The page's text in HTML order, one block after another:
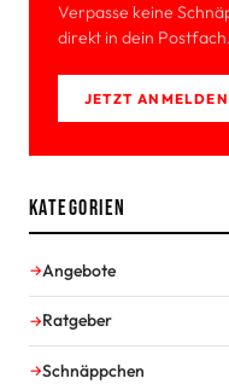
Verpasse keine
direkt in dein Postfach.
JETZT ANMELDEN
Kategorien
Angebote
Ratgeber
Schnäppchen